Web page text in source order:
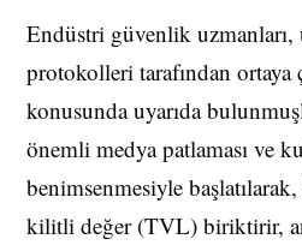
Endüstri güvenlik
protokolleri tarafından ortaya
konusunda uyarıda
önemli medya patlaması ve
benimsenmesiyle
kilitli değer (TVL) biriktirir,